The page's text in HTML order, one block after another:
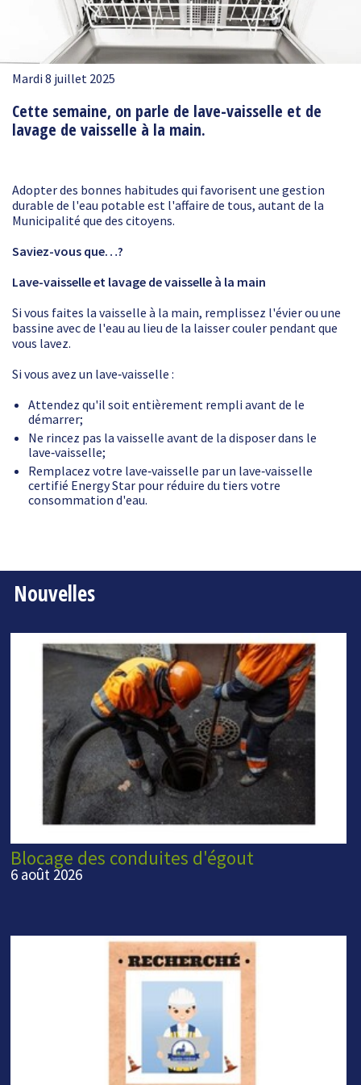
Mardi 8 juillet 2025
Cette semaine, on parle de lave-vaisselle et de
lavage de vaisselle à la main.
Adopter des bonnes habitudes qui favorisent une gestion
durable de l'eau potable est l'affaire de tous, autant de la
Municipalité que des citoyens.
Saviez-vous que…?
Lave-vaisselle et lavage de vaisselle à la main
Si vous faites la vaisselle à la main, remplissez l'évier ou une
bassine avec de l'eau au lieu de la laisser couler pendant que
vous lavez.
Si vous avez un lave‑vaisselle :
Attendez qu'il soit entièrement rempli avant de le
démarrer;
Ne rincez pas la vaisselle avant de la disposer dans le
lave‑vaisselle;
Remplacez votre lave‑vaisselle par un lave‑vaisselle
certifié Energy Star pour réduire du tiers votre
consommation d'eau.
Nouvelles
Blocage des conduites d'égout
6 août 2026